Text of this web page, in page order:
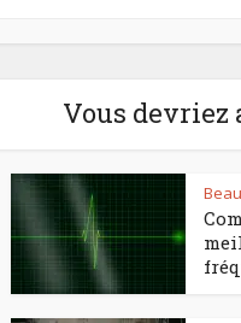
Vous devriez